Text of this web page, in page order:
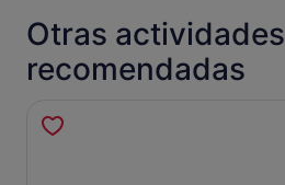
Otras actividades
recomendadas